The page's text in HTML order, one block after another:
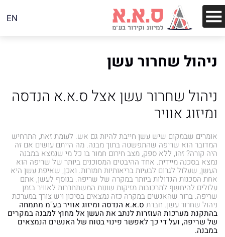
EN
ניהול שחרור עשן
ניהול שחרור עשן אצל ס.א.א הנדסה
ומיזוג אוויר
אומרים שבמקום שיש עשן חייבת להיות גם אש. לעומת זאת, התרחיש
המדובר הוא שריפה שהתפשטה בתוך מבנה. מה הייתם עושים אם זה
היה קורה? זהו, ללא ספק, מצב חירום חמור בו כל מי שנמצא במבנה
נמצא בסכנה מיידית. אחד ההיבטים המסוכנים ביותר של שריפה הוא
העשן, שעלול לגרום לבעיות בריאותיות חמורות. ואכן, שאיפת עשן היא
אחת הסכנות הגדולות ביותר במקרה של שריפה. בנוסף לעשן, אתם
עלולים להיחשף לתרכובות מזיקות שונות המשתחררות לאוויר בזמן
שריפה. ברור שהאנשים במקרה כזה נמצאים בסיכון ויש צורך במערכת
ניהול שחרור עשן. חברת ס.א.א הנדסה ומיזוג אוויר בע"מ מתמחה
בהתקנת מערכות העוזרות לנתב את העשן אל מחוץ למבנה במקרים
של שריפה, ועל די כך לאפשר פינוי בטוח של האנשים הנמצאים
במבנה.